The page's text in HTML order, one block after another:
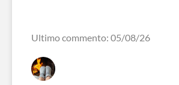
Ultimo commento: 05/08/26